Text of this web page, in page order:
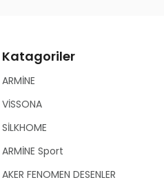
Katagoriler
ARMİNE
VİSSONA
SİLKHOME
ARMİNE Sport
AKER FENOMEN DESENLER